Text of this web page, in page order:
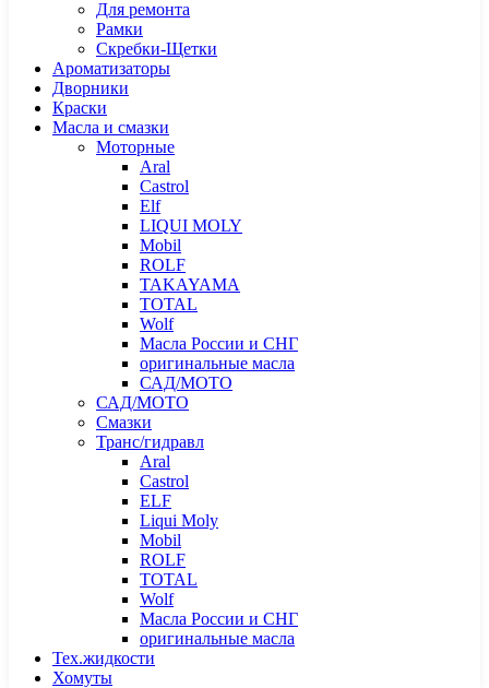
Для ремонта
Рамки
Скребки-Щетки
Ароматизаторы
Дворники
Краски
Масла и смазки
Моторные
Aral
Castrol
Elf
LIQUI MOLY
Mobil
ROLF
TAKAYAMA
TOTAL
Wolf
Масла России и СНГ
оригинальные масла
САД/МОТО
САД/МОТО
Смазки
Транс/гидравл
Aral
Castrol
ELF
Liqui Moly
Mobil
ROLF
TOTAL
Wolf
Масла России и СНГ
оригинальные масла
Тех.жидкости
Хомуты